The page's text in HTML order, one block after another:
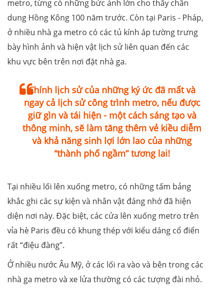
metro, từng có những bức ảnh lớn cho thấy chân
dung Hồng Kông 100 năm trước. Còn tại Paris - Pháp,
ở nhiều nhà ga metro có các tủ kính áp tường trưng
bày hình ảnh và hiện vật lịch sử liên quan đến các
khu vực bên trên nơi đặt nhà ga.
Chính lịch sử của những ký ức đã mất và
ngay cả lịch sử công trình metro, nếu được
giữ gìn và tái hiện - một cách sáng tạo và
thông minh, sẽ làm tăng thêm vẻ kiều diễm
và khả năng sinh lợi lớn lao của những
“thành phố ngầm” tương lai!
Tại nhiều lối lên xuống metro, có những tấm bảng
khắc ghi các sự kiện và nhân vật đáng nhớ đã hiện
diện nơi này. Đặc biệt, các cửa lên xuống metro trên
vỉa hè Paris đều có khung thép với kiểu dáng cổ điển
rất “điệu đàng”.
Ở nhiều nước Âu Mỹ, ở các lối ra vào và bên trong các
nhà ga metro và xe lửa thường có các tượng đài nhỏ.